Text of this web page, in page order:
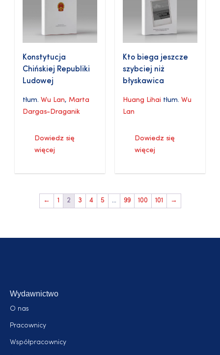
Konstytucja
Chińskiej Republiki
Ludowej
tłum. Wu Lan, Marta
Dargas-Draganik
Dowiedz się
więcej
Kto biega jeszcze
szybciej niż
błyskawica
Huang Lihai tłum. Wu
Lan
Dowiedz się
więcej
← 1 2 3 4 5 … 99 100 101 →
Wydawnictwo
O nas
Pracownicy
Współpracownicy